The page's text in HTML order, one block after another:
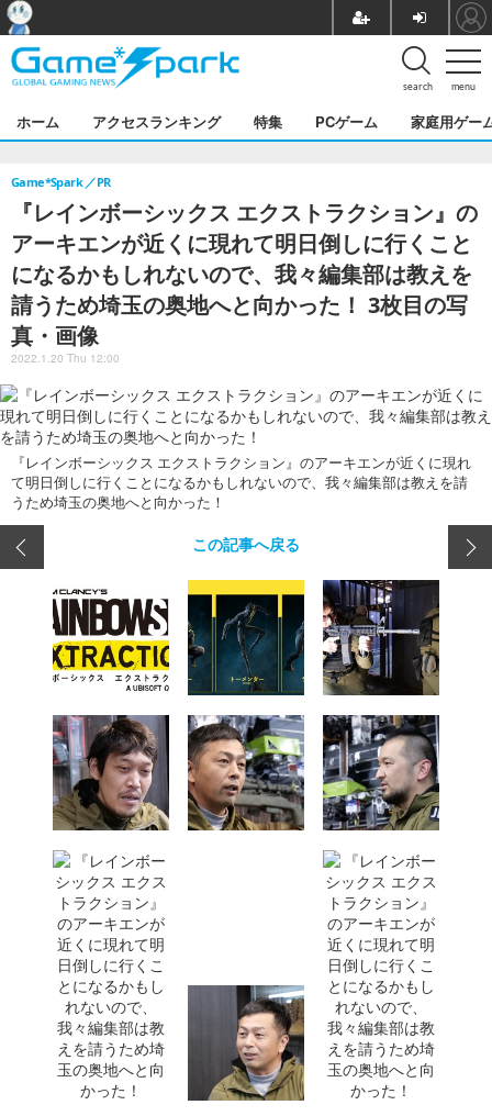
menu
search
ホーム アクセスランキング 特集 PCゲーム 家庭用ゲー
『レインボーシックス エクストラクション』の
アーキエンが近くに現れて明日倒しに行くこと
になるかもしれないので、我々編集部は教えを
請うため埼玉の奥地へと向かった！ 3枚目の写
真・画像
Game*Spark PR
2022.1.20 Thu 12:00
『レインボーシックス エクストラクション』のアーキエンが近くに現れ
て明日倒しに行くことになるかもしれないので、我々編集部は教えを請
うため埼玉の奥地へと向かった！
この記事へ戻る